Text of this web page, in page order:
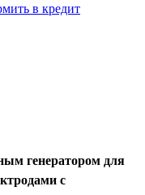
в кредит
генератором для
с